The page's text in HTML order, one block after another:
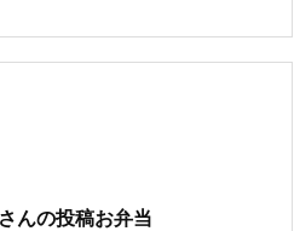
んの投稿お弁当